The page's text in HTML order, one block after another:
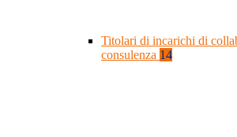
Titolari di incarichi di
consulenza 14